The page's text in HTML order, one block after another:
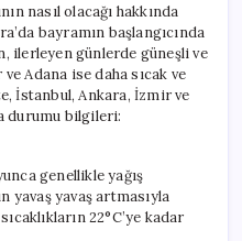
İzmir
ve
Adana’da
Beklentiler
için
nasıl olacağı hakkında
bayramın başlangıcında
ilerleyen günlerde güneşli ve
Adana ise daha sıcak ve
İstanbul, Ankara, İzmir ve
durumu bilgileri:
genellikle yağış
yavaş yavaş artmasıyla
22°C’ye kadar